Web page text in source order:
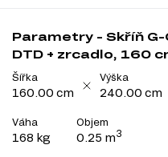
Parametry - Skříň
DTD + zrcadlo, 160
Šířka
160.00 cm
Výška
240.00 cm
Váha
168 kg
Objem
0.25 m3